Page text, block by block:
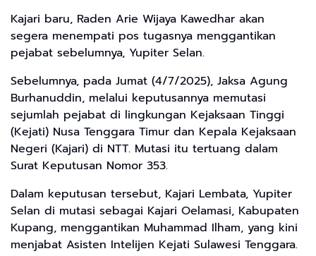
Kajari baru, Raden Arie Wijaya Kawedhar akan
segera menempati pos tugasnya menggantikan
pejabat sebelumnya, Yupiter Selan.
Sebelumnya, pada Jumat (4/7/2025), Jaksa Agung
Burhanuddin, melalui keputusannya memutasi
sejumlah pejabat di lingkungan Kejaksaan Tinggi
(Kejati) Nusa Tenggara Timur dan Kepala Kejaksaan
Negeri (Kajari) di NTT. Mutasi itu tertuang dalam
Surat Keputusan Nomor 353.
Dalam keputusan tersebut, Kajari Lembata, Yupiter
Selan di mutasi sebagai Kajari Oelamasi, Kabupaten
Kupang, menggantikan Muhammad Ilham, yang kini
menjabat Asisten Intelijen Kejati Sulawesi Tenggara.